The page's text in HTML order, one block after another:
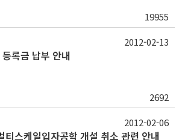
19955
록금 납부 안내
2692
2012-02-13
스케일입자공학 개설 취소 관련 안내
2012-02-06